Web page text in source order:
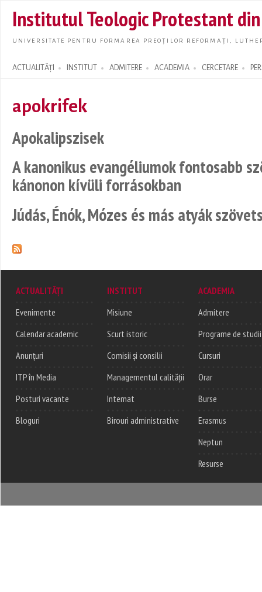
main
Institutul Teologic Protestant
UNIVERSITATE PENTRU FORMAREA PREOȚILOR REFORMAȚI,
ACTUALITĂȚI INSTITUT ADMITERE ACADEMIA CERCETARE
Search form
apokrifek
Apokalipszisek
A kanonikus evangéliumok fontosabb
kánonon kívüli forrásokban
Júdás, Énók, Mózes és más atyák
ACTUALITĂȚI
Evenimente
Calendar academic
Anunțuri
ITP în Media
Posturi vacante
Bloguri
INSTITUT
Misiune
Scurt istoric
Comisii și consilii
Managementul calității
Internat
Birouri administrative
ACADEMIA
Admitere
Programe de studii
Cursuri
Orar
Burse
Erasmus
Neptun
Resurse